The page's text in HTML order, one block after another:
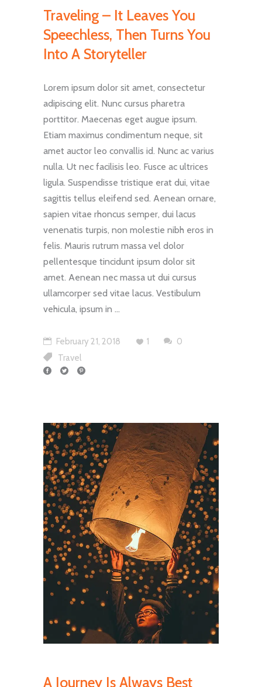
Traveling – It Leaves You
Speechless, Then Turns You
Into A Storyteller
Lorem ipsum dolor sit amet, consectetur
adipiscing elit. Nunc cursus pharetra
porttitor. Maecenas eget augue ipsum.
Etiam maximus condimentum neque, sit
amet auctor leo convallis id. Nunc ac varius
nulla. Ut nec facilisis leo. Fusce ac ultrices
ligula. Suspendisse tristique erat dui, vitae
sagittis tellus eleifend sed. Aenean ornare,
sapien vitae rhoncus semper, dui lacus
venenatis turpis, non molestie nibh eros in
felis. Mauris rutrum massa vel dolor
pellentesque tincidunt ipsum dolor sit
amet. Aenean nec massa ut dui cursus
ullamcorper sed vitae lacus. Vestibulum
vehicula, ipsum in
February 21, 2018 1
0
Travel
A Journey Is Always Best